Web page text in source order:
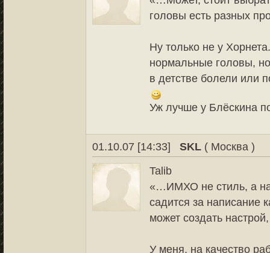
головы есть разных
Ну только не у
нормальные головы,
в детстве болели или
Уж лучше у Блёскина
01.10.07 [14:33] SKL ( Москва )
Talib
«…ИМХО не стиль, а
садится за написание
может создать
У меня, на качество